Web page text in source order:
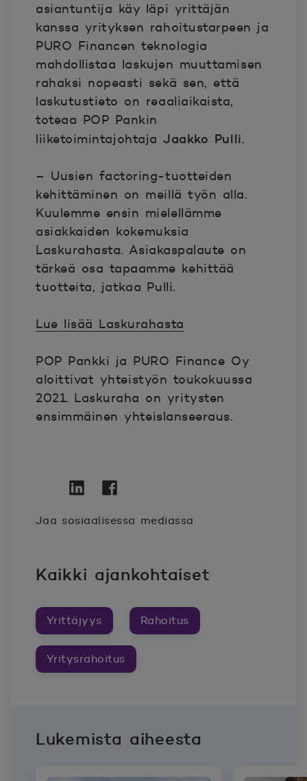
asiantuntija käy läpi yrittäjän
kanssa yrityksen rahoitustarpeen ja
PURO Financen teknologia
mahdollistaa laskujen muuttamisen
rahaksi nopeasti sekä sen, että
laskutustieto on reaaliaikaista,
toteaa POP Pankin
liiketoimintajohtajaJaakko Pulli.
– Uusien factoring-tuotteiden
kehittäminen on meillä työn alla.
Kuulemme ensin mielellämme
asiakkaiden kokemuksia
Laskurahasta. Asiakaspalaute on
tärkeä osa tapaamme kehittää
tuotteita, jatkaa Pulli.
Lue lisää Laskurahasta
POP Pankki ja PURO Finance Oy
aloittivat yhteistyön toukokuussa
2021. Laskuraha on yritysten
ensimmäinen yhteislanseeraus.
Jaa sosiaalisessa mediassa
Kaikki ajankohtaiset
Yrittäjyys Rahoitus
Yritysrahoitus
Lukemista aiheesta